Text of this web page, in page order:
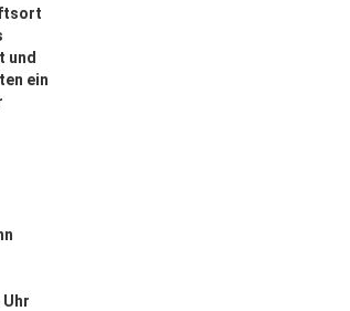
und
ein